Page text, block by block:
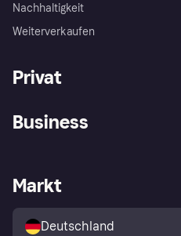
Nachhaltigkeit
Weiterverkaufen
Privat
Klarna App
Shops entdecken
Käuferschutzrichtlinie
Business
Händlerportal
Markt
Deutschland